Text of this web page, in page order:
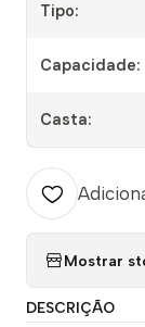
Tipo:
Capacidade:
Casta:
Mostrar
DESCRIÇÃO